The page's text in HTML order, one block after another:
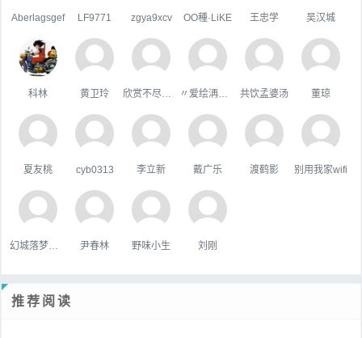
Aberlagsgef LF9771 zgya9xcv OO種·LiKE 王忠学 吴汉城
科林 黄卫玲 共饮孟婆汤 董琼
夏友桃 cyb0313 李立新 戴广乐 渡鹤影 别用我家wifi
尹春林 野味小生 刘刚
推荐阅读